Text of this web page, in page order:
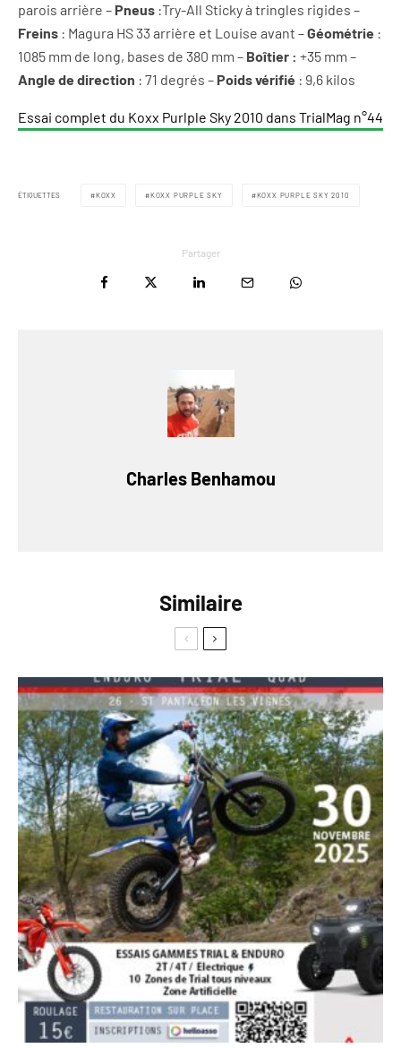
parois arrière – Pneus :Try-All Sticky à tringles rigides –
Freins : Magura HS 33 arrière et Louise avant –Géométrie :
1085 mm de long, bases de 380 mm – Boîtier : +35 mm –
Angle de direction : 71 degrés – Poids vérifié : 9,6 kilos
Essai complet du Koxx Purlple Sky 2010 dans TrialMag n°44
ÉTIQUETTES KOXX KOXX PURPLE SKY KOXX PURPLE SKY 2010
Partager
Charles Benhamou
Similaire